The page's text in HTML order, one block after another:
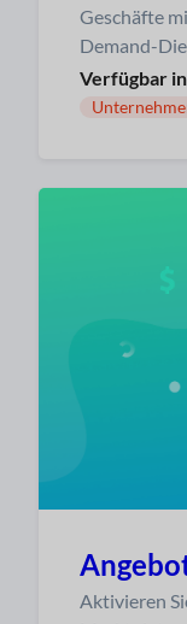
Geschäfte
Demand-
Verfügbar in
Aktivieren